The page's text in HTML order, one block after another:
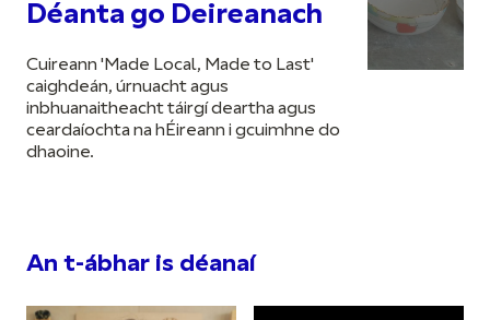
Déanta go Deireanach
Cuireann 'Made Local, Made to Last'
caighdeán, úrnuacht agus
inbhuanaitheacht táirgí deartha agus
ceardaíochta na hÉireann i gcuimhne do
dhaoine.
An t-ábhar is déanaí